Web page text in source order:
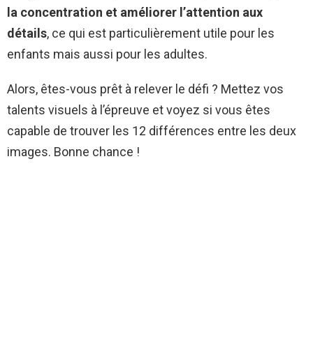
la concentration et améliorer l’attention aux
détails, ce qui est particulièrement utile pour les
enfants mais aussi pour les adultes.
Alors, êtes-vous prêt à relever le défi ? Mettez vos
talents visuels à l’épreuve et voyez si vous êtes
capable de trouver les 12 différences entre les deux
images. Bonne chance !